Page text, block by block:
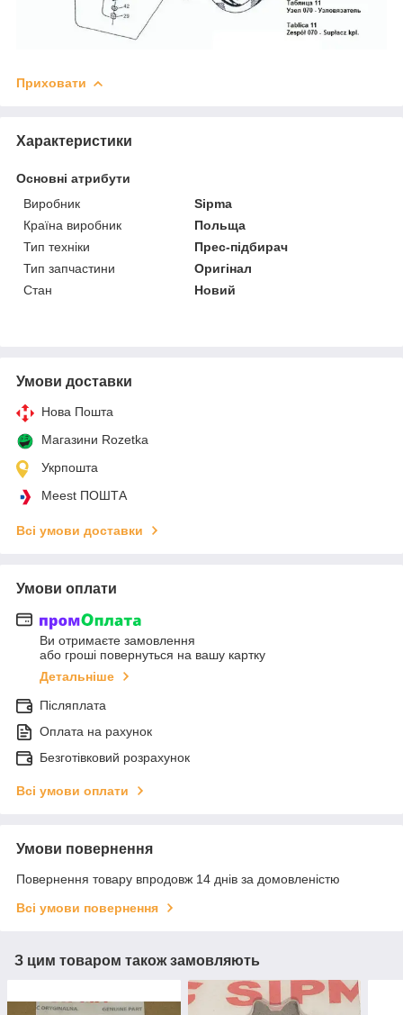
Приховати
Характеристики
Основні атрибути
Виробник
Sipma
Країна виробник
Польща
Тип техніки
Прес-підбирач
Тип запчастини
Оригінал
Стан
Новий
Умови доставки
Нова Пошта
Магазини Rozetka
Укрпошта
Meest ПОШТА
Всі умови доставки
Умови оплати
Ви отримаєте замовлення
або гроші повернуться на вашу картку
Детальніше
Післяплата
Оплата на рахунок
Безготівковий розрахунок
Всі умови оплати
Умови повернення
Повернення товару впродовж 14 днів за домовленістю
Всі умови повернення
З цим товаром також замовляють